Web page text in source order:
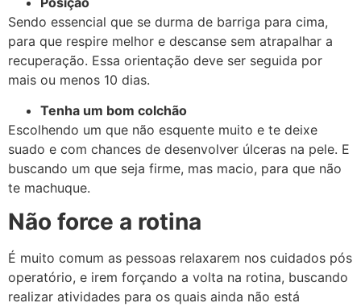
Sendo essencial que se durma de barriga para cima,
para que respire melhor e descanse sem atrapalhar a
recuperação. Essa orientação deve ser seguida por
mais ou menos 10 dias.
Tenha um bom colchão
Escolhendo um que não esquente muito e te deixe
suado e com chances de desenvolver úlceras na pele. E
buscando um que seja firme, mas macio, para que não
te machuque.
Não force a rotina
É muito comum as pessoas relaxarem nos cuidados pós
operatório, e irem forçando a volta na rotina, buscando
realizar atividades para os quais ainda não está